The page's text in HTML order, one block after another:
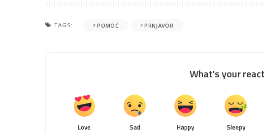
TAGS: POMOĆ PRNJAVOR
What's your
Love
Sad
Happy
Sleepy